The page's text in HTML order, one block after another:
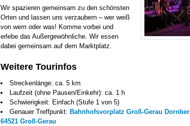
Wir spazieren gemeinsam zu den schönsten
Orten und lassen uns verzaubern – wer weiß
von wem oder was! Komme vorbei und
erlebe das Außergewöhnliche. Wir essen
dabei gemeinsam auf dem Marktplatz.
Weitere Tourinfos
Streckenlänge: ca. 5 km
Laufzeit (ohne Pausen/Einkehr): ca. 1 h
Schwierigkeit: Einfach (Stufe 1 von 5)
Genauer Treffpunkt: Bahnhofsvorplatz Groß-Gerau
64521 Groß-Gerau